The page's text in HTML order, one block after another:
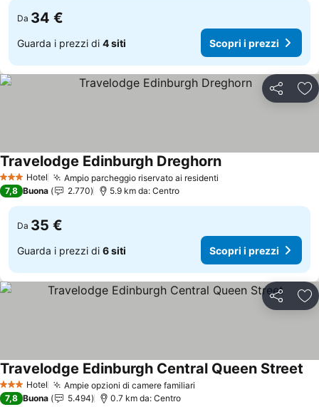
Da 34 €
Guarda i prezzi di 4 siti Scopri i prezzi
Condividi
3 StelleHotel Ampio parcheggio riservato ai residenti
Travelodge Edinburgh DreghornScopri i prezzi
7,8 Buona 2.770 5.9 km da: Centro
Da 35 €
Guarda i prezzi di 6 siti Scopri i prezzi
Condividi
3 StelleHotel Ampie opzioni di camere familiari
Travelodge Edinburgh Central Queen Street
7,8 Buona 5.494 0.7 km da: Centro